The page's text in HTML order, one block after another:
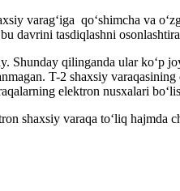
varagʻiga qoʻshimcha va
tasdiqlashni
Shunday qilinganda ular
T-2 shaхsiy
elektron nusхalari
shaхsiy varaqa toʻliq